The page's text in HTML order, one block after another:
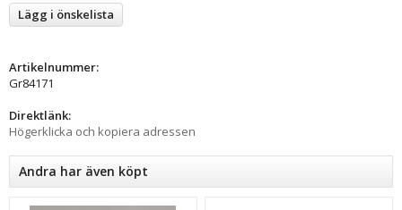
Lägg i önskelista
Artikelnummer:
Gr84171
Direktlänk:
Högerklicka och kopiera adressen
Andra har även köpt